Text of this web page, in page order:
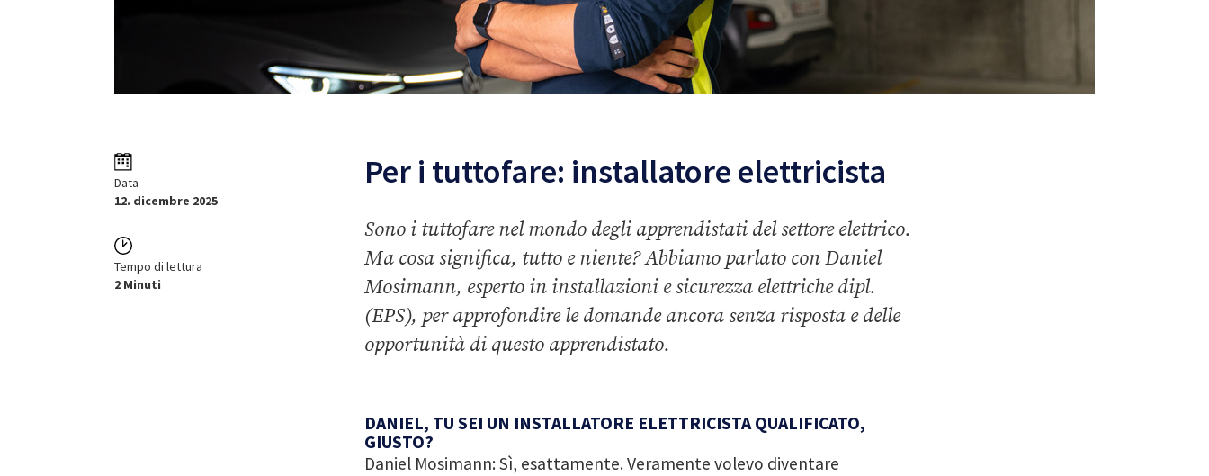
Data
12. dicembre 2025
Tempo di lettura
2 Minuti
Per i tuttofare: installatore elettricista
Sono i tuttofare nel mondo degli apprendistati del settore elettrico.
Ma cosa significa, tutto e niente? Abbiamo parlato con Daniel
Mosimann, esperto in installazioni e sicurezza elettriche dipl.
(EPS), per approfondire le domande ancora senza risposta e delle
opportunità di questo apprendistato.
DANIEL, TU SEI UN INSTALLATORE ELETTRICISTA QUALIFICATO,
GIUSTO?
Daniel Mosimann: Sì, esattamente. Veramente volevo diventare